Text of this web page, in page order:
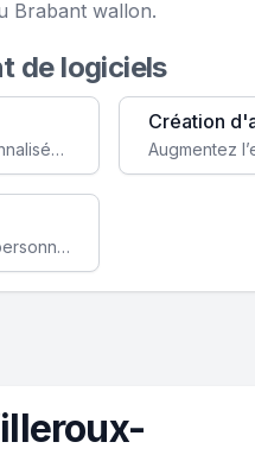
Brabant wallon.
de logiciels
Faites évoluer votre business avec des solutions logicielles personnalisées, parfaitement adaptées à vos besoins spécifiques.
Création
Améliorez l'efficacité de votre société avec une application web personnalisée accessible partout et tout le temps.